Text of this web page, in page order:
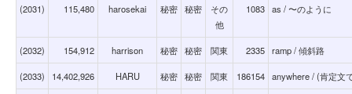
(2031) 115,480 harosekai 秘密 秘密
その
他
1083 as / 〜のように
(2032) 154,912 harrison 秘密 秘密 関東 2335 ramp / 傾斜路
(2033) 14,402,926 HARU 秘密 秘密 関東 186154 anywhere / (肯定文